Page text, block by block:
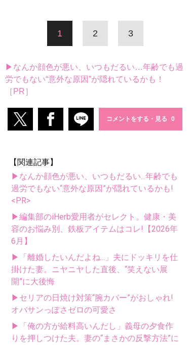
1 2 3
▶なんか顔色が悪い、いつもだるい…年齢でも過
労でもない“意外な原因”が隠れているかも！
［PR］
コメントをする・見る
【関連記事】
▶なんか顔色が悪い、いつもだるい...年齢でも
過労でもない“意外な原因”が隠れているかも!
<PR>
▶編集部のiHerb愛用者がセレクト。健康・美
容のお悩み別、鉄板アイテムはコレ!【2026年
6月】
▶「離婚したいんだよね...」夫にドッキリを仕
掛けた妻。ニヤニヤした直後、“笑えない展
開”に大後悔
▶セリアの日焼け対策“腕カバー”がおしゃれ!
オバサンっぽさゼロの可愛さ
▶「俺の方が給料高いんだし」義母の夕食作
りを押しつけた夫。妻の“まさかの反撃方法”に